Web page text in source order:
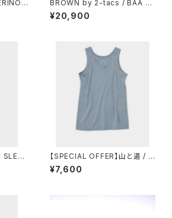
BROWN by 2-tacs / BAA P
OCKET（TIE DYE）
¥20,900
【SPECIAL OFFER】山と道 / 1
00% MERINO LIGHT TANK
（WOMEN）
¥7,600